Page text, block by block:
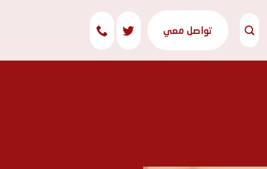
تواصل معي